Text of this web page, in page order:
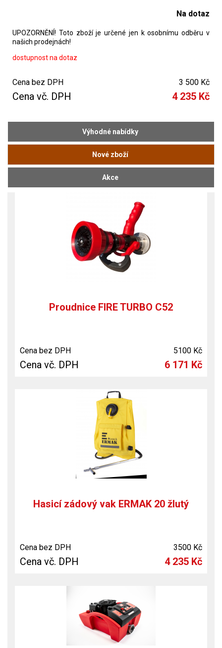
Na dotaz
UPOZORNĚNÍ! Toto zboží je určené jen k osobnímu odběru v
našich prodejnách!
dostupnost na dotaz
Cena bez DPH 3 500 Kč
Cena vč. DPH 4 235 Kč
Výhodné nabídky
Nové zboží
Akce
Proudnice FIRE TURBO C52
Cena bez DPH 5100 Kč
Cena vč. DPH 6 171 Kč
Hasicí zádový vak ERMAK 20 žlutý
Cena bez DPH 3500 Kč
Cena vč. DPH 4 235 Kč